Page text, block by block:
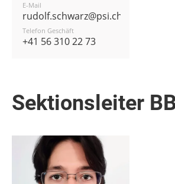
E-Mail
rudolf.schwarz@psi.ch
Telefon Geschäft
+41 56 310 22 73
Sektionsleiter